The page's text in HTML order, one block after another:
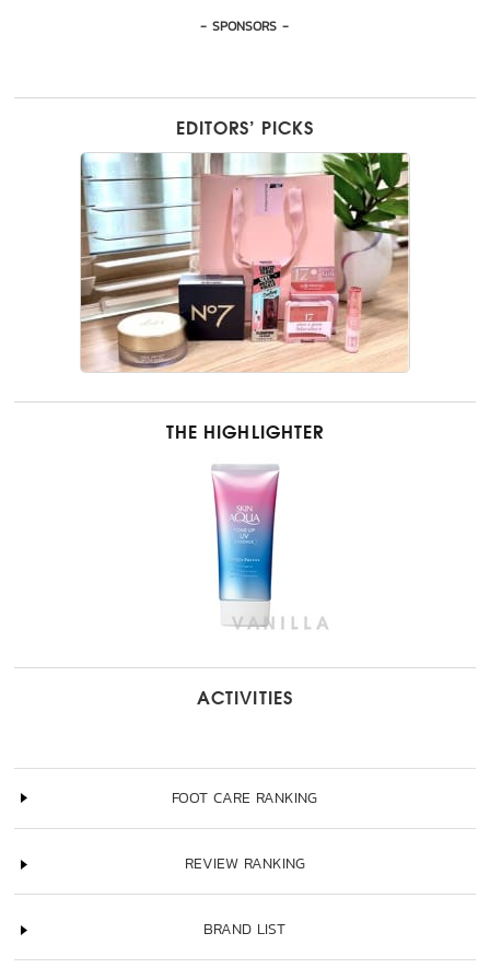
- SPONSORS -
EDITORS’ PICKS
THE HIGHLIGHTER
ACTIVITIES
FOOT CARE RANKING
REVIEW RANKING
BRAND LIST